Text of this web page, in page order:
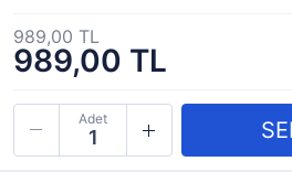
989,00 TL
989,00 TL
Adet